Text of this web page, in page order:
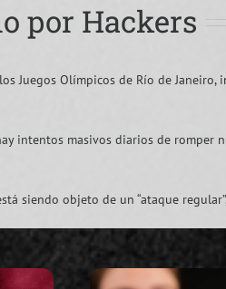
por Hackers
Juegos Olímpicos de Río de Janeiro,
intentos masivos diarios de romper
siendo objeto de un “ataque